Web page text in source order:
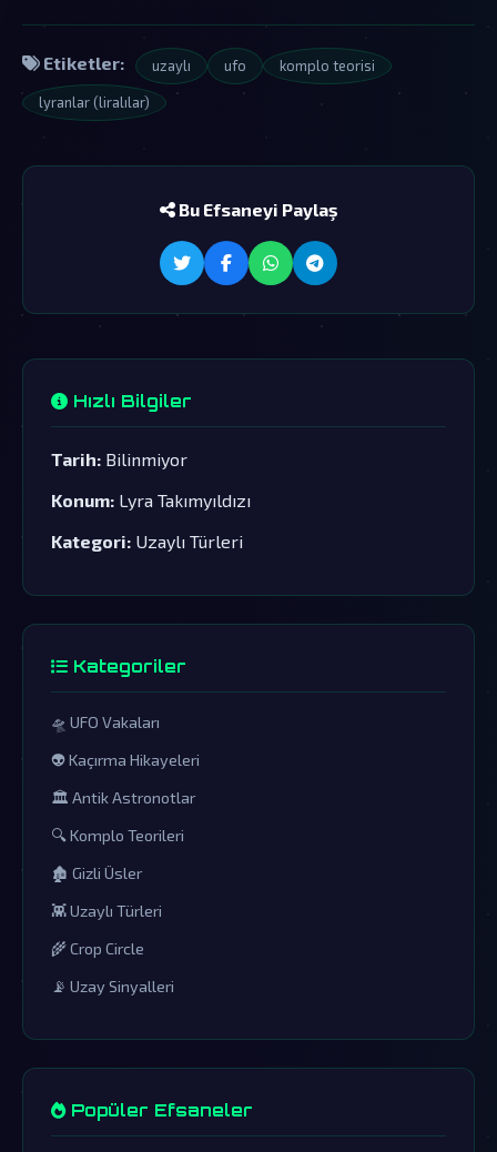
Etiketler: uzaylı ufo komplo teorisi
lyranlar (liralılar)
Bu Efsaneyi Paylaş
Hızlı Bilgiler
Tarih: Bilinmiyor
Konum: Lyra Takımyıldızı
Kategori: Uzaylı Türleri
Kategoriler
🛸 UFO Vakaları
👽 Kaçırma Hikayeleri
🏛️ Antik Astronotlar
🔍 Komplo Teorileri
🏚️ Gizli Üsler
👾 Uzaylı Türleri
🌾 Crop Circle
📡 Uzay Sinyalleri
Popüler Efsaneler